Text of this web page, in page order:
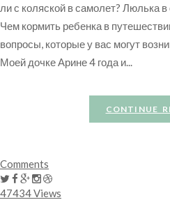
ли с коляской в самолет? Люлька в
Чем кормить ребенка в
вопросы, которые у вас могут
Моей дочке Арине 4 года и...
CONTINUE
Comments
47434 Views